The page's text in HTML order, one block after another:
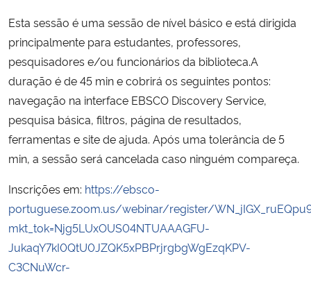
Esta sessão é uma sessão de nível básico e está dirigida
principalmente para estudantes, professores,
pesquisadores e/ou funcionários da biblioteca.A
duração é de 45 min e cobrirá os seguintes pontos:
navegação na interface EBSCO Discovery Service,
pesquisa básica, filtros, página de resultados,
ferramentas e site de ajuda. Após uma tolerância de 5
min, a sessão será cancelada caso ninguém compareça.
Inscrições em: https://ebsco-
portuguese.zoom.us/webinar/register/
mkt_tok=Njg5LUxOUS04NTUAAAGFU-
JukaqY7kI0QtU0JZQK5xPBPrjrgbgWgEzqKPV-
C3CNuWcr-